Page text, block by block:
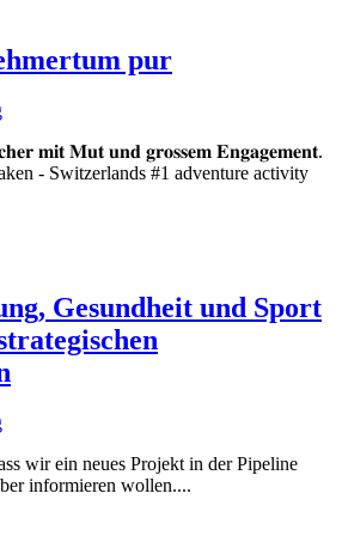
pur
𝐦𝐢𝐭 𝐌𝐮𝐭 𝐮𝐧𝐝 𝐠𝐫𝐨𝐬𝐬𝐞𝐦 𝐄𝐧𝐠𝐚𝐠𝐞𝐦𝐞𝐧𝐭.
- Switzerlands #1 adventure activity
Gesundheit und Sport
wir ein neues Projekt in der Pipeline
informieren wollen....